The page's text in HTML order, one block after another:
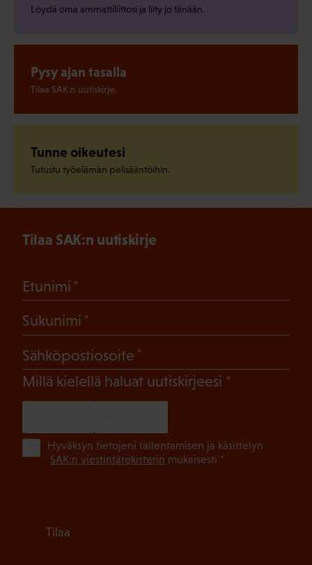
Löydä oma ammattiliittosi ja liity jo tänään.
Pysy ajan tasalla
Tilaa SAK:n uutiskirje.
Tunne oikeutesi
Tutustu työelämän pelisääntöihin.
Tilaa SAK:n uutiskirje
Etunimi
Sukunimi
Sähköpostiosoite
Millä kielellä haluat uutiskirjeesi (Pakollinen)
Hyväksyn tietojeni tallentamisen ja käsittelyn
SAK:n viestintärekisterin mukaisesti *
Tilaa